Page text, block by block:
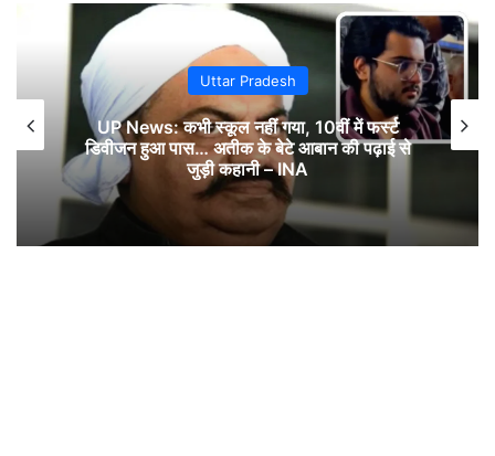
Uttar Pradesh
UP News: कभी स्कूल नहीं गया, 10वीं में फर्स्ट
डिवीजन हुआ पास… अतीक के बेटे आबान की पढ़ाई से
जुड़ी कहानी – INA